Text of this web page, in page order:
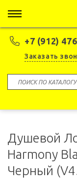
+7 (912)
Заказать
Душевой
Harmony
Черный